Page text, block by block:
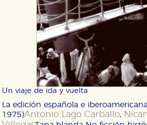
Un viaje de ida y vuelta
La edición española e
1975)Antonio Lago Carballo,